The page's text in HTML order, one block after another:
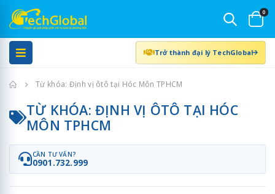
0
Trở thành đại lý TechGlobal
Trang chủTừ khóa: Định vị ôtô tại Hóc Môn TPHCM
TỪ KHÓA: ĐỊNH VỊ ÔTÔ TẠI HÓC
MÔN TPHCM
CẦN TƯ VẤN?
0901.732.999